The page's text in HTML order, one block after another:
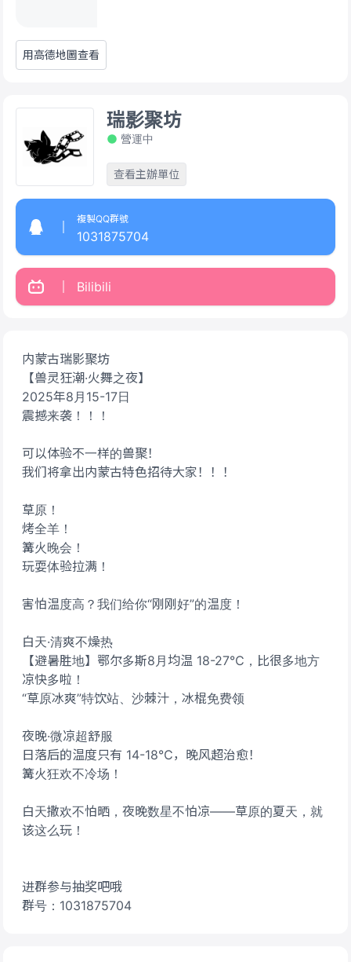
用高德地圖查看
内蒙古瑞影聚坊
【兽灵狂潮·火舞之夜】
2025年8月15-17日
震撼来袭！！！
可以体验不一样的兽聚！
我们将拿出内蒙古特色招待大家！！！
草原！
烤全羊！
篝火晚会！
玩耍体验拉满！
害怕温度高？我们给你“刚刚好”的温度！
白天·清爽不燥热
【避暑胜地】鄂尔多斯8月均温 18-27℃，比很多地方
凉快多啦！
“草原冰爽”特饮站、沙棘汁，冰棍免费领
夜晚·微凉超舒服
日落后的温度只有 14-18℃，晚风超治愈！
篝火狂欢不冷场！
白天撒欢不怕晒，夜晚数星不怕凉——草原的夏天，就
该这么玩！
进群参与抽奖吧哦
群号：1031875704
瑞影聚坊
營運中
查看主辦單位
複製QQ群號
1031875704
Bilibili